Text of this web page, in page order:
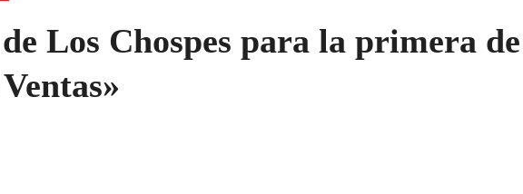
Los Chospes para la primera de